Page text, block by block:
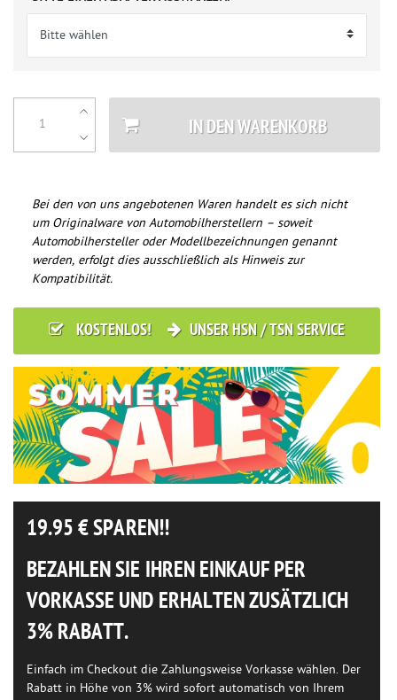
IN DEN WARENKORB
Bei den von uns angebotenen Waren handelt es sich nicht
um Originalware von Automobilherstellern – soweit
Automobilhersteller oder Modellbezeichnungen genannt
werden, erfolgt dies ausschließlich als Hinweis zur
Kompatibilität.
KOSTENLOS! UNSER HSN / TSN SERVICE
19.95€ SPAREN!!
BEZAHLEN SIE IHREN EINKAUF PER
VORKASSE UND ERHALTEN ZUSÄTZLICH
3% RABATT.
Einfach im Checkout die Zahlungsweise Vorkasse wählen. Der
Rabatt in Höhe von 3% wird sofort automatisch von Ihrem